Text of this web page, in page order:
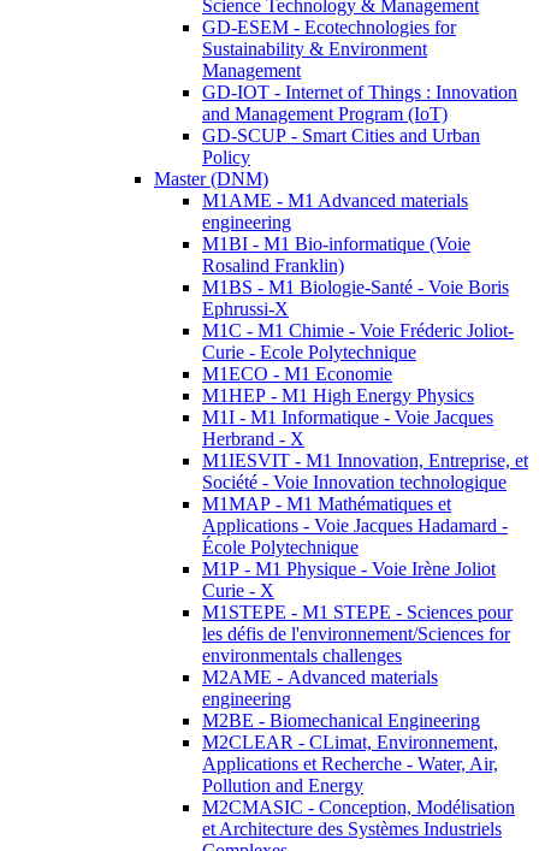
Science Technology & Management
GD-ESEM - Ecotechnologies for
Sustainability & Environment
Management
GD-IOT - Internet of Things : Innovation
and Management Program (IoT)
GD-SCUP - Smart Cities and Urban
Policy
Master (DNM)
M1AME - M1 Advanced materials
engineering
M1BI - M1 Bio-informatique (Voie
Rosalind Franklin)
M1BS - M1 Biologie-Santé - Voie Boris
Ephrussi-X
M1C - M1 Chimie - Voie Fréderic Joliot-
Curie - Ecole Polytechnique
M1ECO - M1 Economie
M1HEP - M1 High Energy Physics
M1I - M1 Informatique - Voie Jacques
Herbrand - X
M1IESVIT - M1 Innovation, Entreprise, et
Société - Voie Innovation technologique
M1MAP - M1 Mathématiques et
Applications - Voie Jacques Hadamard -
École Polytechnique
M1P - M1 Physique - Voie Irène Joliot
Curie - X
M1STEPE - M1 STEPE - Sciences pour
les défis de l'environnement/Sciences for
environmentals challenges
M2AME - Advanced materials
engineering
M2BE - Biomechanical Engineering
M2CLEAR - CLimat, Environnement,
Applications et Recherche - Water, Air,
Pollution and Energy
M2CMASIC - Conception, Modélisation
et Architecture des Systèmes Industriels